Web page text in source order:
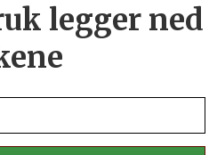
legger ned